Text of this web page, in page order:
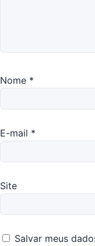
Nome *
E-mail *
Site
Salvar meus